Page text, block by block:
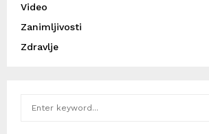
Video
Zanimljivosti
Zdravlje